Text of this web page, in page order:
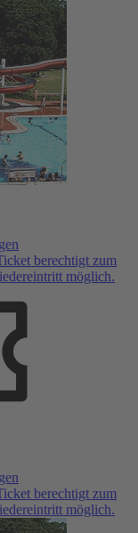
berechtigt zum
möglich.
berechtigt zum
möglich.